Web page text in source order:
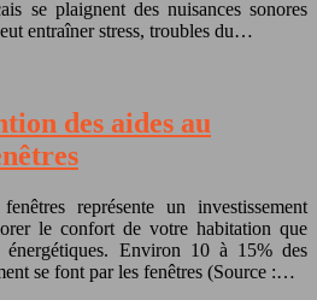
se plaignent des nuisances sonores
entraîner stress, troubles du…
des aides au
représente un investissement
le confort de votre habitation que
énergétiques. Environ 10 à 15% des
se font par les fenêtres (Source :…